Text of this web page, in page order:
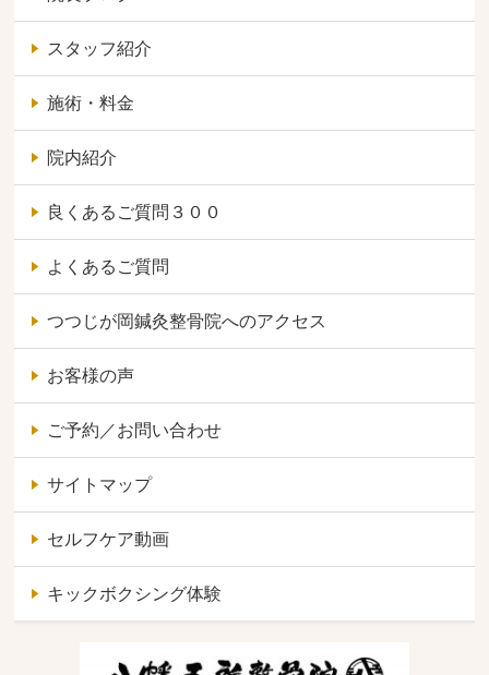
スタッフ紹介
施術・料金
院内紹介
良くあるご質問３００
よくあるご質問
つつじが岡鍼灸整骨院へのアクセス
お客様の声
ご予約／お問い合わせ
サイトマップ
セルフケア動画
キックボクシング体験